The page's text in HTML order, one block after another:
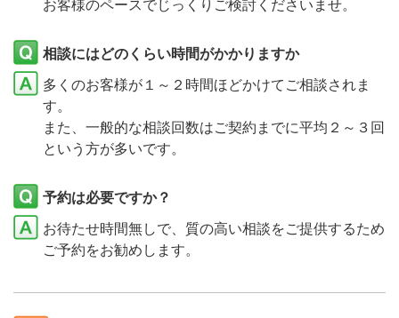
お客様のペースでじっくりご検討くださいませ。
相談にはどのくらい時間がかかりますか
多くのお客様が１～２時間ほどかけてご相談されま
す。
また、一般的な相談回数はご契約までに平均２～３回
という方が多いです。
予約は必要ですか？
お待たせ時間無しで、質の高い相談をご提供するため
ご予約をお勧めします。